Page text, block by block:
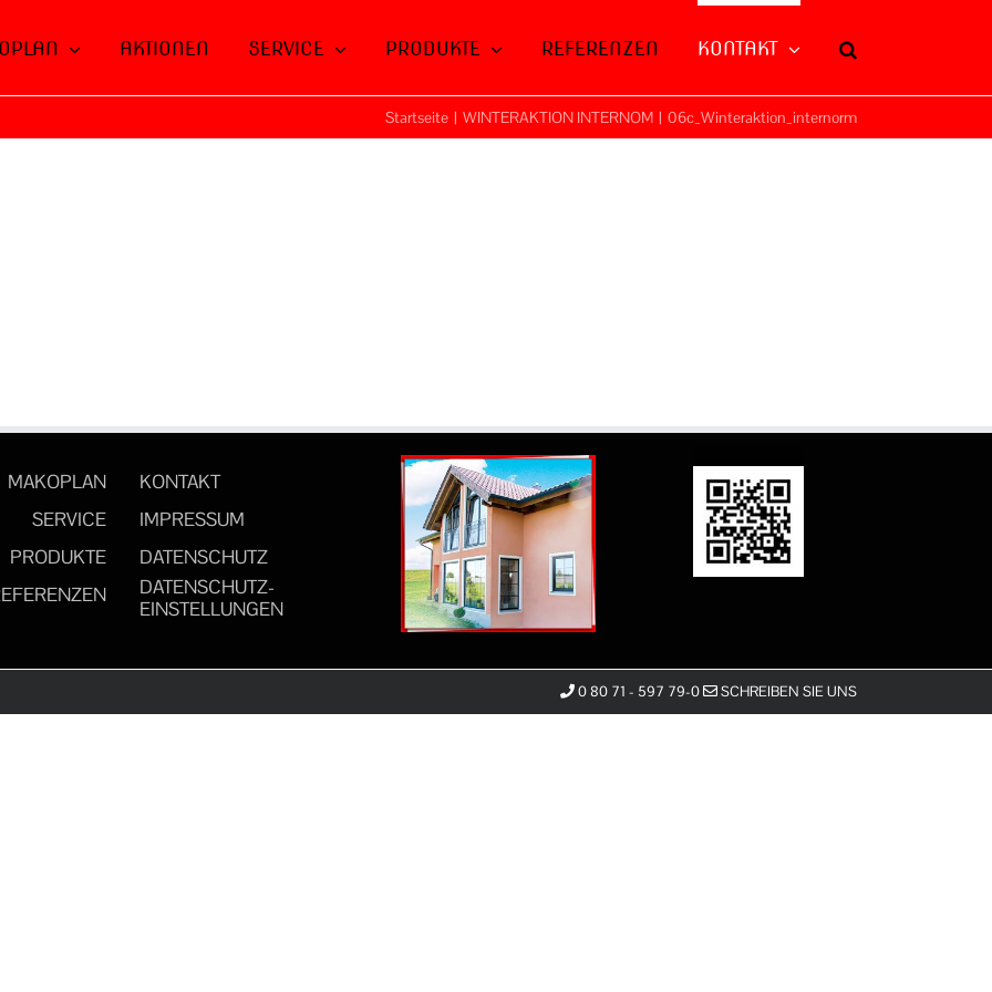
AKTIONEN SERVICE PRODUKTE REFERENZEN KONTAKT
Startseite | WINTERAKTION INTERNOM | 06c_Winteraktion_internorm
MAKOPLAN
SERVICE
PRODUKTE
KONTAKT
IMPRESSUM
DATENSCHUTZ
DATENSCHUTZ-
EINSTELLUNGEN
0 80 71 - 597 79-0 SCHREIBEN SIE UNS